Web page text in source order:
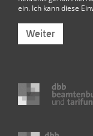
ein. Ich kann diese
Weiter